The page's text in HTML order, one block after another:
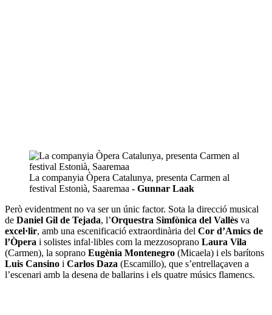
La companyia Òpera Catalunya, presenta Carmen al
festival Estonià, Saaremaa - Gunnar Laak
Però evidentment no va ser un únic factor. Sota la direcció musical
de Daniel Gil de Tejada, l’Orquestra Simfònica del Vallès va
excel·lir, amb una escenificació extraordinària del Cor d’Amics de
l’Òpera i solistes infal·libles com la mezzosoprano Laura Vila
(Carmen), la soprano Eugènia Montenegro (Micaela) i els barítons
Luis Cansino i Carlos Daza (Escamillo), que s’entrellaçaven a
l’escenari amb la desena de ballarins i els quatre músics flamencs.